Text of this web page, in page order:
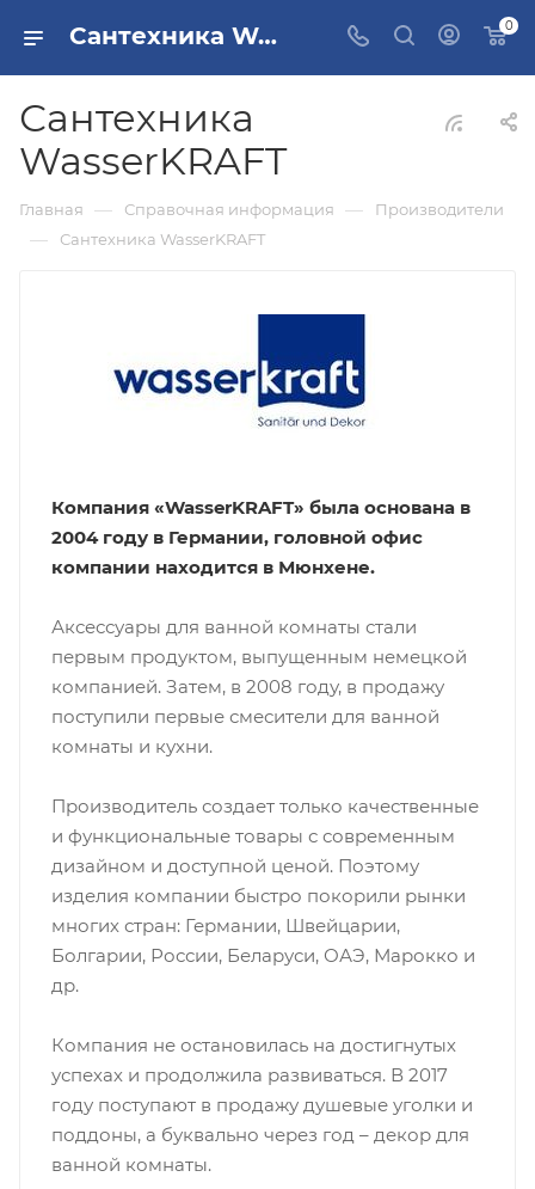
Сантехника WasserKRAFT 0
Сантехника
WasserKRAFT
Главная — Справочная информация — Производители
— Сантехника WasserKRAFT
Компания «WasserKRAFT» была основана в
2004 году в Германии, головной офис
компании находится в Мюнхене.
Аксессуары для ванной комнаты стали
первым продуктом, выпущенным немецкой
компанией. Затем, в 2008 году, в продажу
поступили первые смесители для ванной
комнаты и кухни.
Производитель создает только качественные
и функциональные товары с современным
дизайном и доступной ценой. Поэтому
изделия компании быстро покорили рынки
многих стран: Германии, Швейцарии,
Болгарии, России, Беларуси, ОАЭ, Марокко и
др.
Компания не остановилась на достигнутых
успехах и продолжила развиваться. В 2017
году поступают в продажу душевые уголки и
поддоны, а буквально через год – декор для
ванной комнаты.